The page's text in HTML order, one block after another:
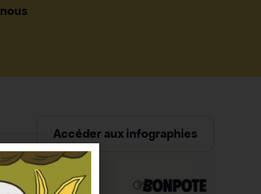
Accéder aux infographies